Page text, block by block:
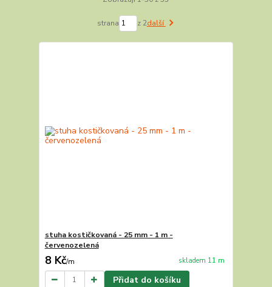
strana z 2další
stuha kostičkovaná - 25 mm - 1 m -
červenozelená
8 Kč/m skladem 11 m
Přidat do košíku